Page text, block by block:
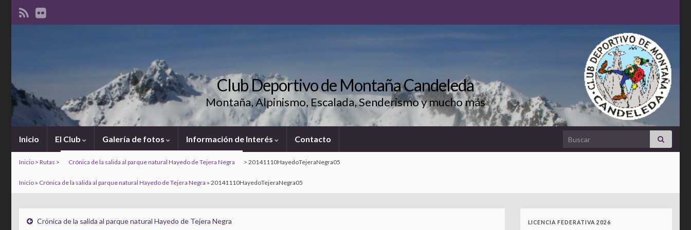
Club Deportivo de Montaña Candeleda
Montaña, Alpinismo, Escalada, Senderismo y mucho más
Inicio El Club Galería de fotos Información de Interés Contacto Search for:
Inicio > Rutas > Crónica de la salida al parque natural Hayedo de Tejera Negra > 20141110HayedoTejeraNegra05
Inicio » Crónica de la salida al parque natural Hayedo de Tejera Negra » 20141110HayedoTejeraNegra05
Crónica de la salida al parque natural Hayedo de Tejera Negra LICENCIA FEDERATIVA 2026